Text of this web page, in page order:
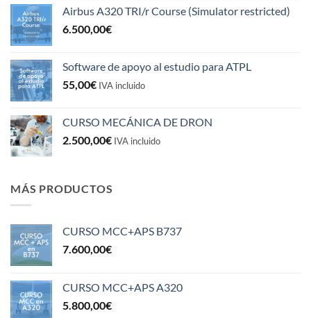
Airbus A320 TRI/r Course (Simulator restricted)
6.500,00€
Software de apoyo al estudio para ATPL
55,00€ IVA incluido
CURSO MECÁNICA DE DRON
2.500,00€ IVA incluido
MÁS PRODUCTOS
CURSO MCC+APS B737
7.600,00€
CURSO MCC+APS A320
5.800,00€